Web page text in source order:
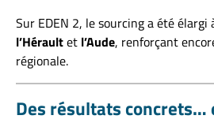
Sur EDEN 2, le sourcing a été élargi
l’Héraultet l’Aude, renforçant
régionale.
Des résultats concrets…